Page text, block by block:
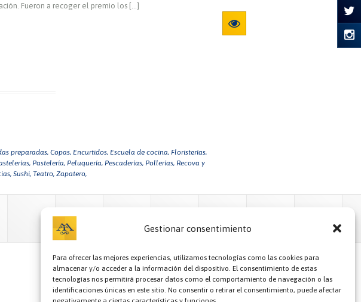
Gestionar consentimiento
Para ofrecer las mejores experiencias, utilizamos tecnologías como las cookies para
almacenar y/o acceder a la información del dispositivo. El consentimiento de estas
tecnologías nos permitirá procesar datos como el comportamiento de navegación o las
identificaciones únicas en este sitio. No consentir o retirar el consentimiento, puede afectar
Fueron a recoger el premio los […]
preparadas, Copas, Encurtidos, Escuela de cocina, Floristerías,
Pastelería, Peluquería, Pescaderías, Pollerías, Recova y
Sushi, Teatro, Zapatero,